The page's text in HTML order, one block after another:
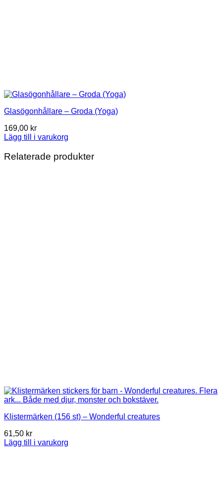
Glasögonhållare – Groda (Yoga)
169,00 kr
Lägg till i varukorg
Relaterade produkter
Klistermärken (156 st) – Wonderful creatures
61,50 kr
Lägg till i varukorg